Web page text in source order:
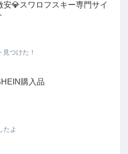
安💎スワロフスキー専門サイ
つけた！
購入品
たよ